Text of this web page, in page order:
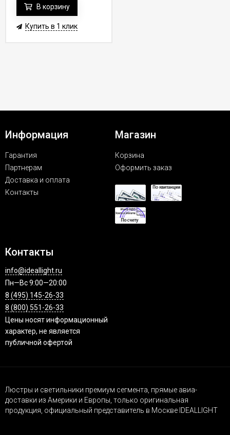
В корзину
Купить в 1 клик
Информация
Гарантия
Партнерам
Доставка и оплата
Контакты
Магазин
Корзина
Оформить заказ
Контакты
info@ideallight.ru
Пн—Вс 9:00—20:00
8 (495) 145-26-33
8 (800) 551-26-33
Цены носят информационный
характер, не является
публичной офертой
Люстры и светильники премиум сегмента, прямые авиа-
доставки из Америки и Европы, только оригинальная
продукция, официальный представитель в Москве IDEALLIGHT